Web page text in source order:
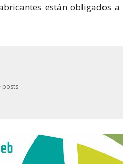
están obligados
posts